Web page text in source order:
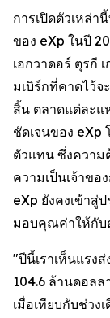
การเปิดตัวเหล่า
ของ eXp ในปี
เอกวาดอร์ ตุรกี
มเบิร์กที่คาดไว้จ
สิ้น ตลาดแต่ละแ
ชัดเจนของ eXp
ตัวแทน ซึ่งความ
ความเป็นเจ้าข
eXp ยังคงเข้าสู่
มอบคุณค่าให้กับ
"ปีนี้เราเห็นแรง
104.6 ล้านดอลล
เมื่อเทียบกับช่วง